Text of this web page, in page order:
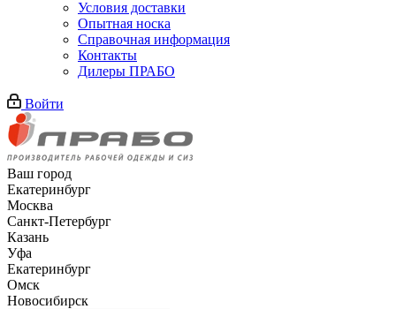
Условия доставки
Опытная носка
Справочная информация
Контакты
Дилеры ПРАБО
Войти
Ваш город
Екатеринбург
Москва
Санкт-Петербург
Казань
Уфа
Екатеринбург
Омск
Новосибирск